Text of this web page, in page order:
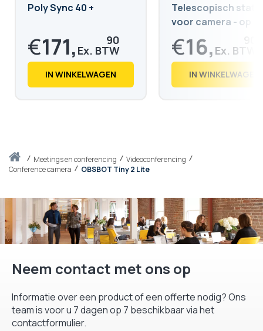
Thuismeetings en conferencing
Videoconferencing
Conference camera
OBSBOT Tiny 2 Lite
Poly Sync 40 +
€171, 90
€ 208,
IN WINKELWAGEN
Telescopisch
voor camera - op
grond
€16,
€ 20,
IN WINKELWAGEN
Neem contact met ons op
Informatie over een product of een offerte nodig? Ons
team is voor u 7 dagen op 7 beschikbaar via het
contactformulier.